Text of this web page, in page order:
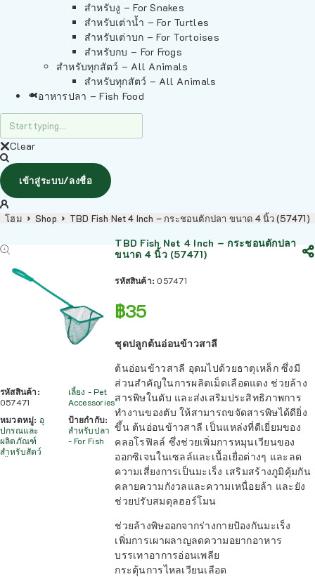
สำหรับงู – For Snakes
สำหรับเต่าน้ำ – For Turtles
สำหรับเต่าบก – For Tortoises
สำหรับกบ – For Frogs
สำหรับทุกสัตว์ – All Animals
สำหรับทุกสัตว์ – All Animals
อาหารปลา – Fish Food
Clear
เข้าสู่ระบบ/ลงชื่อ
โฮม Shop TBD Fish Net 4 Inch – กระชอนตักปลา ขนาด 4 นิ้ว (57471)
รหัสสินค้า:
057471
หมวดหมู่: อุ
ปกรณและ
ผลิตภัณฑ์
สำหรับสัตว์
เลี้ยง - Pet
Accessories
ป้ายกำกับ:
สำหรับปลา
- For Fish
TBD Fish Net 4 Inch – กระชอนตักปลา
ขนาด 4 นิ้ว (57471)
รหัสสินค้า: 057471
฿35
ชุดปลูกต้นอ่อนข้าวสาลี
ต้นอ่อนข้าวสาลี อุดมไปด้วยธาตุเหล็ก ซึ่งมี
ส่วนสำคัญในการผลิตเม็ดเลือดแดง ช่วยล้าง
สารพิษในตับ และส่งเสริมประสิทธิภาพการ
ทำงานของตับ ให้สามารถขจัดสารพิษได้ดียิ่ง
ขึ้น ต้นอ่อนข้าวสาลี เป็นแหล่งที่ดีเยี่ยมของ
คลอโรฟิลล์ ซึ่งช่วยเพิ่มการหมุนเวียนของ
ออกซิเจนในเซลล์และเนื้อเยื่อต่างๆ และลด
ความเสี่ยงการเป็นมะเร็ง เสริมสร้างภูมิคุ้มกัน
คลายความกังวลและความเหนื่อยล้า และยัง
ช่วยปรับสมดุลฮอร์โมน
ช่วยล้างพิษออกจากร่างกายป้องกันมะเร็ง
เพิ่มการเผาผลาญลดความอยากอาหาร
บรรเทาอาการอ่อนเพลีย
กระตุ้นการไหลเวียนเลือด